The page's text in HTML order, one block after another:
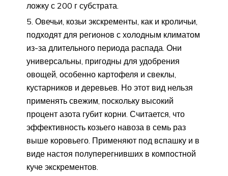
ложку с 200 г субстрата.
Овечьи, козьи экскременты, как и кроличьи,
подходят для регионов с холодным климатом
из-за длительного периода распада. Они
универсальны, пригодны для удобрения
овощей, особенно картофеля и свеклы,
кустарников и деревьев. Но этот вид нельзя
применять свежим, поскольку высокий
процент азота губит корни. Считается, что
эффективность козьего навоза в семь раз
выше коровьего. Применяют под вспашку и в
виде настоя полуперегнивших в компостной
куче экскрементов.